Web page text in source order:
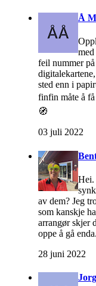
Å
feil nummer
sted enn i
finfin måte å
🧭
03 juli 2022
Hei.
av dem? Jeg
som kanskje
arrangør skjer
oppe å gå enda.
28 juni 2022